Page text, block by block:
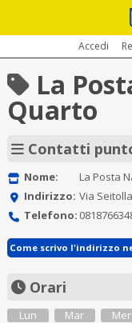
Accedi
La
Quarto
Contatti
Nome:
La Posta
Indirizzo: Via
Telefono:
Come scrivo l'indirizzo
Orari
Lun
Mar
Mer